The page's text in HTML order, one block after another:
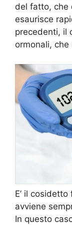
del fatto, che
esaurisce
precedenti, il
ormonali,
E’ il
avviene
In questo